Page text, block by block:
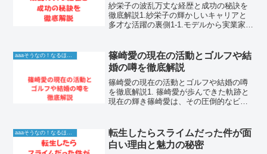
紗栄子の波乱万丈な経歴と成功の秘訣を
徹底解説1.紗栄子の輝かしいキャリアと
多才な活躍の裏側1-1.モデルから実業家へ
ンセンスで、デビュー当時から絶大な支
持を集めてきまし...
aaaそうなの！なるほど！情報
篠崎愛の現在の活動とゴルフや結
婚の噂を徹底解説
篠崎愛の現在の活動とゴルフや結婚の噂
を徹底解説1. 篠崎愛が歩んできた軌跡と
現在の輝き篠崎愛は、その圧倒的なビジ
ィストです。幼少期からの活動を通じて
磨かれた表現力と、年...
転生したらスライムだった件が面
白い理由と魅力の秘密